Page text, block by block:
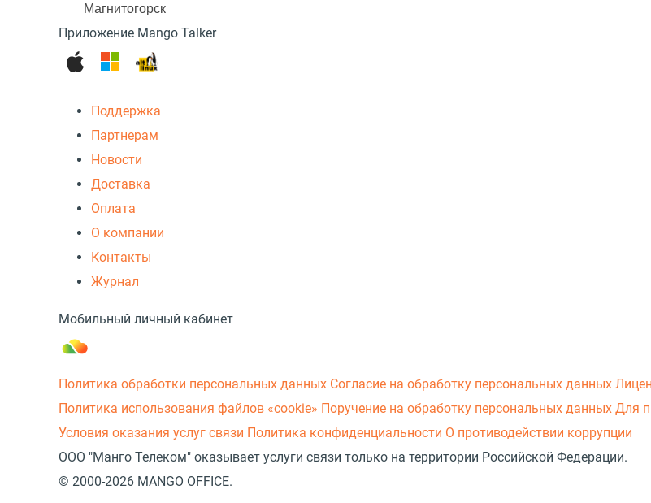
Магнитогорск
Приложение Mango Talker
Поддержка
Партнерам
Новости
Доставка
Оплата
О компании
Контакты
Журнал
Мобильный личный кабинет
Политика обработки персональных данных Согласие на обработку персональных данных
Политика использования файлов «cookie» Поручение на обработку персональных данных Для
Условия оказания услуг связи Политика конфиденциальности О противодействии коррупции
ООО "Манго Телеком" оказывает услуги связи только на территории Российской Федерации.
© 2000-2026 MANGO OFFICE.